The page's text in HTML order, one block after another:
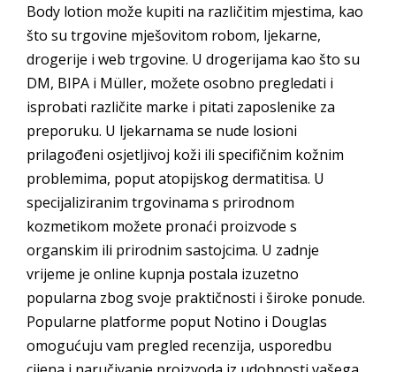
Body lotion može kupiti na različitim mjestima, kao
što su trgovine mješovitom robom, ljekarne,
drogerije i web trgovine. U drogerijama kao što su
DM, BIPA i Müller, možete osobno pregledati i
isprobati različite marke i pitati zaposlenike za
preporuku. U ljekarnama se nude losioni
prilagođeni osjetljivoj koži ili specifičnim kožnim
problemima, poput atopijskog dermatitisa. U
specijaliziranim trgovinama s prirodnom
kozmetikom možete pronaći proizvode s
organskim ili prirodnim sastojcima. U zadnje
vrijeme je online kupnja postala izuzetno
popularna zbog svoje praktičnosti i široke ponude.
Popularne platforme poput Notino i Douglas
omogućuju vam pregled recenzija, usporedbu